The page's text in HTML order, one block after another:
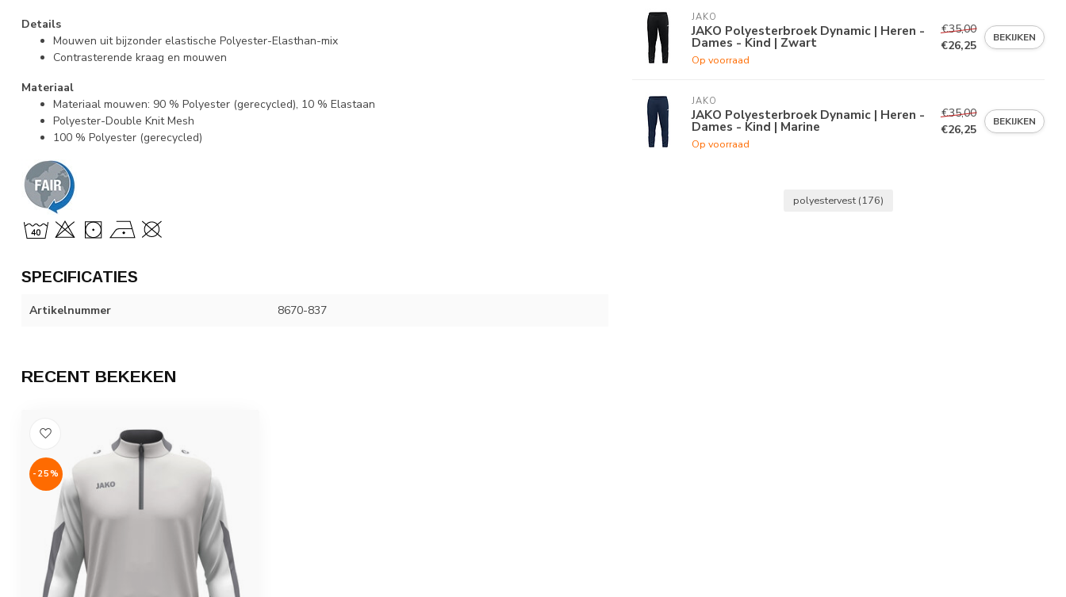
Details
Mouwen uit bijzonder elastische Polyester-Elasthan-mix
Contrasterende kraag en mouwen
Materiaal
Materiaal mouwen: 90 % Polyester (gerecycled), 10 % Elastaan
Polyester-Double Knit Mesh
100 % Polyester (gerecycled)
SPECIFICATIES
Artikelnummer 8670-837
JAKO
JAKO Polyesterbroek Dynamic | Heren -
Dames - Kind | Zwart
Op voorraad
€35,00
€26,25
BEKIJKEN
JAKO
JAKO Polyesterbroek Dynamic | Heren -
Dames - Kind | Marine
Op voorraad
€35,00
€26,25
BEKIJKEN
polyestervest (176)
RECENT BEKEKEN
-25%